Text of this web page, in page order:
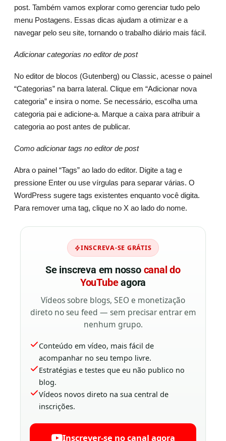
post. Também vamos explorar como gerenciar tudo pelo
menu Postagens. Essas dicas ajudam a otimizar e a
navegar pelo seu site, tornando o trabalho diário mais fácil.
Adicionar categorias no editor de post
No editor de blocos (Gutenberg) ou Classic, acesse o painel
“Categorias” na barra lateral. Clique em “Adicionar nova
categoria” e insira o nome. Se necessário, escolha uma
categoria pai e adicione-a. Marque a caixa para atribuir a
categoria ao post antes de publicar.
Como adicionar tags no editor de post
Abra o painel “Tags” ao lado do editor. Digite a tag e
pressione Enter ou use vírgulas para separar várias. O
WordPress sugere tags existentes enquanto você digita.
Para remover uma tag, clique no X ao lado do nome.
INSCREVA-SE GRÁTIS
Se inscreva em nosso canal do
YouTubeagora
Vídeos sobre blogs, SEO e monetização
direto no seu feed — sem precisar entrar em
nenhum grupo.
Conteúdo em vídeo, mais fácil de
acompanhar no seu tempo livre.
Estratégias e testes que eu não publico no
blog.
Vídeos novos direto na sua central de
inscrições.
Inscrever-se no canal agora